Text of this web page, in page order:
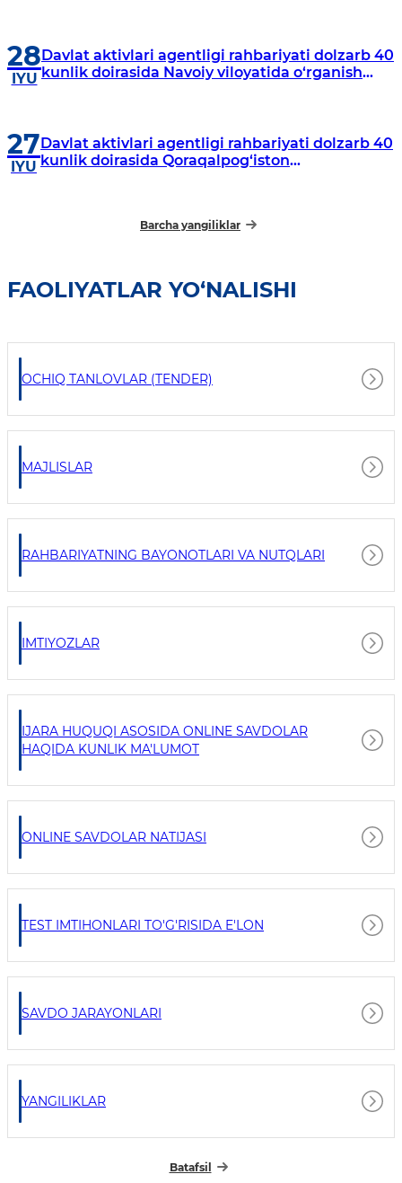
28
IYU
Davlat aktivlari agentligi rahbariyati dolzarb 40
kunlik doirasida Navoiy viloyatida o‘rganish
27
IYU
Davlat aktivlari agentligi rahbariyati dolzarb 40
kunlik doirasida Qoraqalpog‘iston
Barcha yangiliklar
FAOLIYATLAR YO‘NALISHI
OCHIQ TANLOVLAR (TENDER)
MAJLISLAR
RAHBARIYATNING BAYONOTLARI VA NUTQLARI
IMTIYOZLAR
IJARA HUQUQI ASOSIDA ONLINE SAVDOLAR
HAQIDA KUNLIK MA'LUMOT
ONLINE SAVDOLAR NATIJASI
TEST IMTIHONLARI TO'G'RISIDA E'LON
SAVDO JARAYONLARI
YANGILIKLAR
Batafsil